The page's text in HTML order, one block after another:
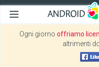
Ogni giorno offriamo
altrimenti